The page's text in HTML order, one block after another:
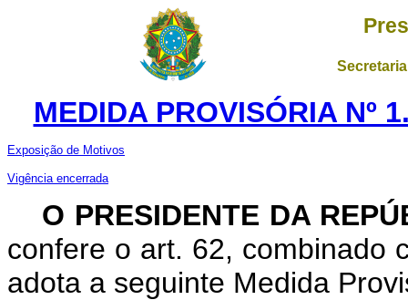
MEDIDA PROVISÓRIA Nº
Exposição de Motivos
Vigência encerrada
O PRESIDENTE DA
confere o art. 62, combinado
adota a seguinte Medida